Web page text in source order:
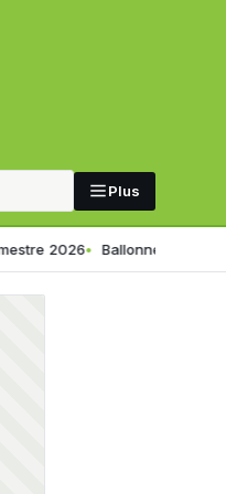
Plus
Ballonnements ou digestion